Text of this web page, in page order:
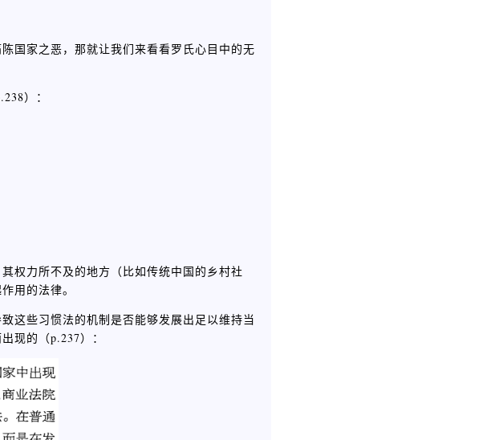
国家之恶，那就让我们来看看罗氏心目中的无
）：
权力所不及的地方（比如传统中国的乡村社
用的法律。
这些习惯法的机制是否能够发展出足以维持当
现的（p.237）：